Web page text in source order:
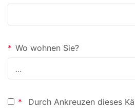
* Wo wohnen Sie?
*
Durch Ankreuzen dieses